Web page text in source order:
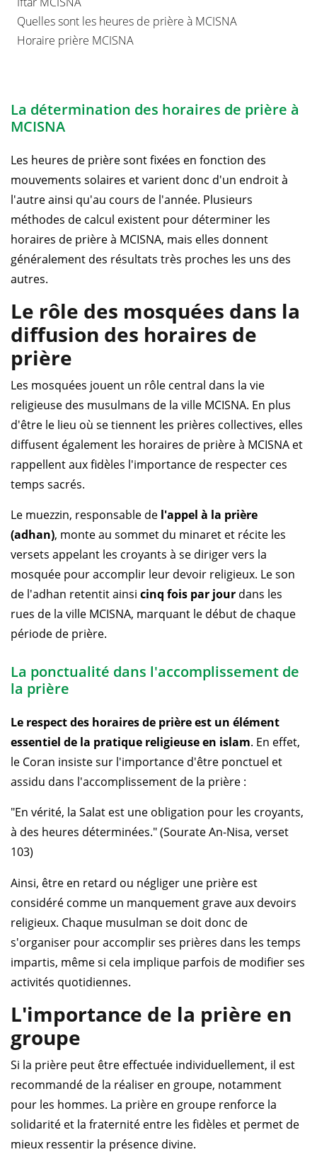
Quelles sont les heures de prière à MCISNA
Horaire prière MCISNA
La détermination des horaires de prière à
MCISNA
Les heures de prière sont fixées en fonction des
mouvements solaires et varient donc d'un endroit à
l'autre ainsi qu'au cours de l'année. Plusieurs
méthodes de calcul existent pour déterminer les
horaires de prière à MCISNA, mais elles donnent
généralement des résultats très proches les uns des
autres.
Le rôle des mosquées dans la
diffusion des horaires de
prière
Les mosquées jouent un rôle central dans la vie
religieuse des musulmans de la ville MCISNA. En plus
d'être le lieu où se tiennent les prières collectives, elles
diffusent également les horaires de prière à MCISNA et
rappellent aux fidèles l'importance de respecter ces
temps sacrés.
Le muezzin, responsable de l'appel à la prière
(adhan), monte au sommet du minaret et récite les
versets appelant les croyants à se diriger vers la
mosquée pour accomplir leur devoir religieux. Le son
de l'adhan retentit ainsi cinq fois par jour dans les
rues de la ville MCISNA, marquant le début de chaque
période de prière.
La ponctualité dans l'accomplissement de
la prière
Le respect des horaires de prière est un élément
essentiel de la pratique religieuse en islam. En effet,
le Coran insiste sur l'importance d'être ponctuel et
assidu dans l'accomplissement de la prière :
"En vérité, la Salat est une obligation pour les croyants,
à des heures déterminées." (Sourate An-Nisa, verset
103)
Ainsi, être en retard ou négliger une prière est
considéré comme un manquement grave aux devoirs
religieux. Chaque musulman se doit donc de
s'organiser pour accomplir ses prières dans les temps
impartis, même si cela implique parfois de modifier ses
activités quotidiennes.
L'importance de la prière en
groupe
Si la prière peut être effectuée individuellement, il est
recommandé de la réaliser en groupe, notamment
pour les hommes. La prière en groupe renforce la
solidarité et la fraternité entre les fidèles et permet de
mieux ressentir la présence divine.